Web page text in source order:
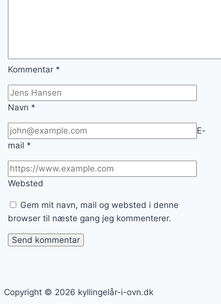
Kommentar *
Navn *
E-
mail *
Websted
Gem mit navn, mail og websted i denne
browser til næste gang jeg kommenterer.
Copyright © 2026 kyllingelår-i-ovn.dk